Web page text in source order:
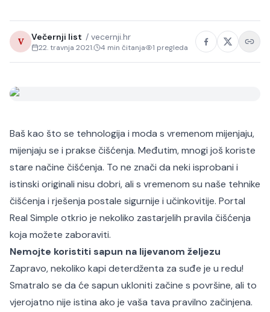
Sport
V Večernji list / vecernji.hr
22. travnja 2021. 4 min čitanja 1 pregleda
Baš kao što se tehnologija i moda s vremenom mijenjaju,
mijenjaju se i prakse čišćenja. Međutim, mnogi još koriste
stare načine čišćenja. To ne znači da neki isprobani i
istinski originali nisu dobri, ali s vremenom su naše tehnike
čišćenja i rješenja postale sigurnije i učinkovitije. Portal
Real Simple otkrio je nekoliko zastarjelih pravila čišćenja
koja možete zaboraviti.
Nemojte koristiti sapun na lijevanom željezu
Zapravo, nekoliko kapi deterdženta za suđe je u redu!
Smatralo se da će sapun ukloniti začine s površine, ali to
vjerojatno nije istina ako je vaša tava pravilno začinjena.